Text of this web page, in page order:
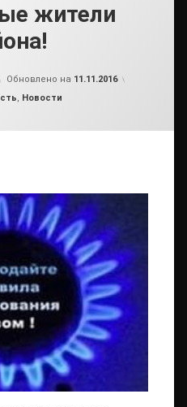
жители
Обновлено на 11.11.2016
, Новости